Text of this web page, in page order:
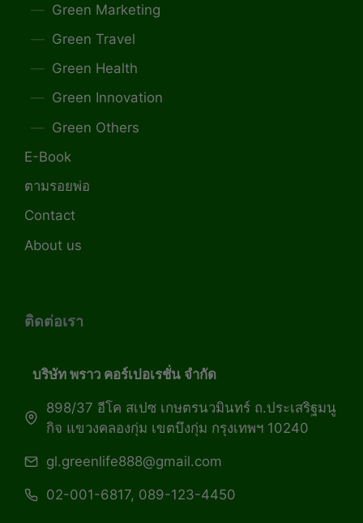
Green Marketing
Green Travel
Green Health
Green Innovation
Green Others
E-Book
ตามรอยพ่อ
Contact
About us
ติดต่อเรา
บริษัท พราว คอร์เปอเรชั่น จำกัด
898/37 อีโค สเปซ เกษตรนวมินทร์ ถ.ประเสริฐมนู
กิจ แขวงคลองกุ่ม เขตบึงกุ่ม กรุงเทพฯ 10240
gl.greenlife888@gmail.com
02-001-6817, 089-123-4450